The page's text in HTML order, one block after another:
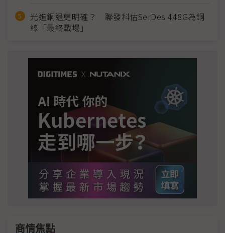
光進銅退更明確？ 聯發科估SerDes 448G為銅
線「最終戰場」
商情焦點